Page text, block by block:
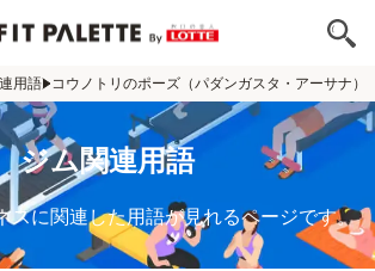
用語 コウノトリのポーズ（パダンガスタ・アーサナ）
ジム関連用語
スに関連した用語が見れるページです。